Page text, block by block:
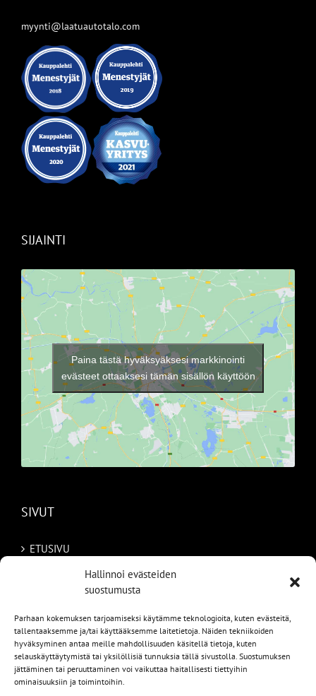
Hallinnoi evästeiden
suostumusta
Parhaan kokemuksen tarjoamiseksi käytämme teknologioita, kuten evästeitä,
tallentaaksemme ja/tai käyttääksemme laitetietoja. Näiden tekniikoiden
hyväksyminen antaa meille mahdollisuuden käsitellä tietoja, kuten
selauskäyttäytymistä tai yksilöllisiä tunnuksia tällä sivustolla. Suostumuksen
jättäminen tai peruuttaminen voi vaikuttaa haitallisesti tiettyihin
ominaisuuksiin ja toimintoihin.
myynti@laatuautotalo.com
SIJAINTI
Paina tästä hyväksyäksesi markkinointi
evästeet ottaaksesi tämän sisällön käyttöön
SIVUT
ETUSIVU
TILAA AUTO RUOTSISTA
PALVELUT